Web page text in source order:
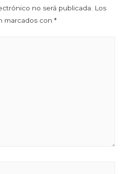
no será publicada.
Los
marcados con *